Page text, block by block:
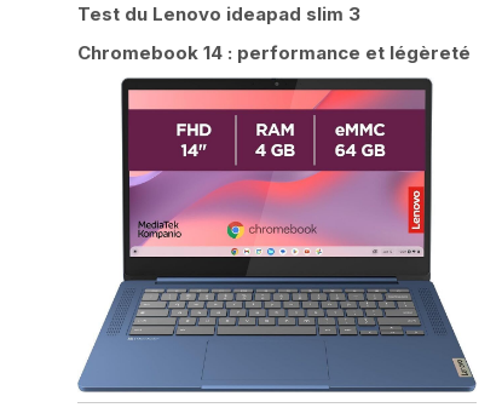
Test du Lenovo ideapad slim 3
Chromebook 14 : performance et légèreté